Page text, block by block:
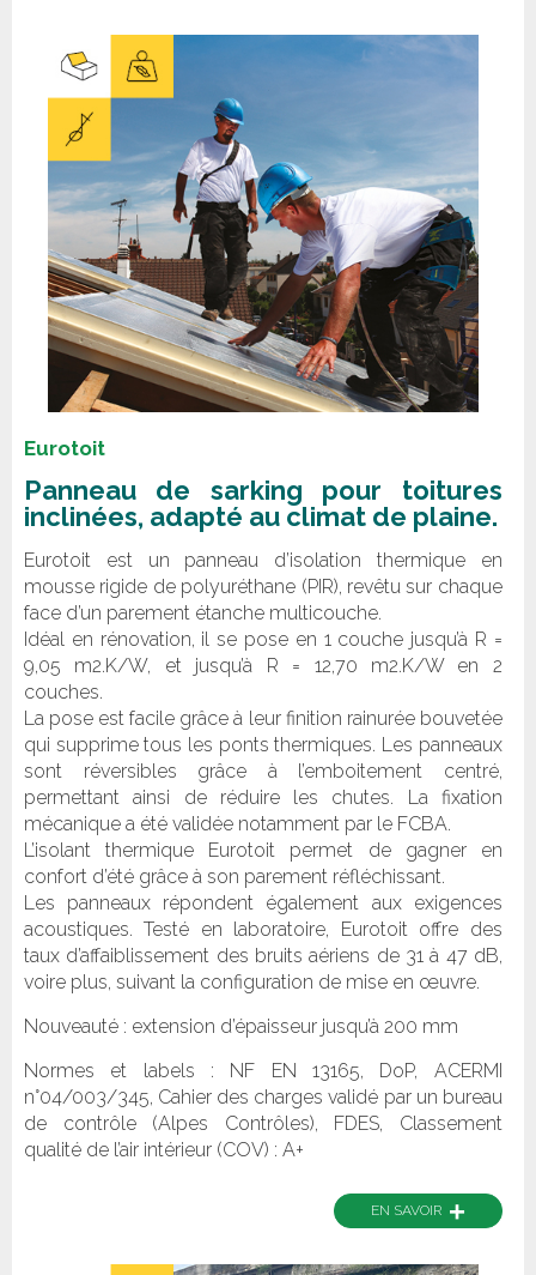
Eurotoit
Panneau de sarking pour toitures
inclinées, adapté au climat de plaine.
Eurotoit est un panneau d’isolation thermique en
mousse rigide de polyuréthane (PIR), revêtu sur chaque
face d’un parement étanche multicouche.
Idéal en rénovation, il se pose en 1 couche jusqu’à R =
9,05 m2.K/W, et jusqu’à R = 12,70 m2.K/W en 2
couches.
La pose est facile grâce à leur finition rainurée bouvetée
qui supprime tous les ponts thermiques. Les panneaux
sont réversibles grâce à l’emboitement centré,
permettant ainsi de réduire les chutes. La fixation
mécanique a été validée notamment par le FCBA.
L’isolant thermique Eurotoit permet de gagner en
confort d’été grâce à son parement réfléchissant.
Les panneaux répondent également aux exigences
acoustiques. Testé en laboratoire, Eurotoit offre des
taux d’affaiblissement des bruits aériens de 31 à 47 dB,
voire plus, suivant la configuration de mise en œuvre.
Nouveauté : extension d’épaisseur jusqu’à 200 mm
Normes et labels : NF EN 13165, DoP, ACERMI
n°04/003/345, Cahier des charges validé par un bureau
de contrôle (Alpes Contrôles), FDES, Classement
qualité de l’air intérieur (COV) : A+
EN SAVOIR +